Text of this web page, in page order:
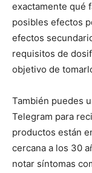
exactamente qué
posibles efectos
efectos
requisitos de
objetivo de
También puedes
Telegram para
productos están
cercana a los 30
notar síntomas